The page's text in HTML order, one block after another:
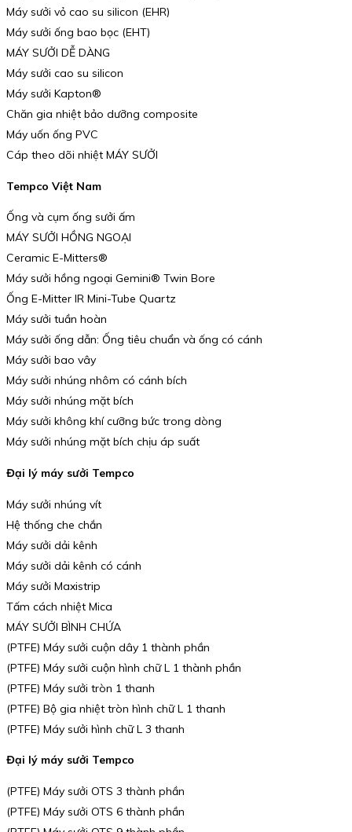
Máy sưởi vỏ cao su silicon (EHR)
Máy sưởi ống bao bọc (EHT)
MÁY SƯỞI DỄ DÀNG
Máy sưởi cao su silicon
Máy sưởi Kapton®
Chăn gia nhiệt bảo dưỡng composite
Máy uốn ống PVC
Cáp theo dõi nhiệt MÁY SƯỞI
Tempco Việt Nam
Ống và cụm ống sưởi ấm
MÁY SƯỞI HỒNG NGOẠI
Ceramic E-Mitters®
Máy sưởi hồng ngoại Gemini® Twin Bore
Ống E-Mitter IR Mini-Tube Quartz
Máy sưởi tuần hoàn
Máy sưởi ống dẫn: Ống tiêu chuẩn và ống có cánh
Máy sưởi bao vây
Máy sưởi nhúng nhôm có cánh bích
Máy sưởi nhúng mặt bích
Máy sưởi không khí cưỡng bức trong dòng
Máy sưởi nhúng mặt bích chịu áp suất
Đại lý máy sưởi Tempco
Máy sưởi nhúng vít
Hệ thống che chắn
Máy sưởi dải kênh
Máy sưởi dải kênh có cánh
Máy sưởi Maxistrip
Tấm cách nhiệt Mica
MÁY SƯỞI BÌNH CHỨA
(PTFE) Máy sưởi cuộn dây 1 thành phần
(PTFE) Máy sưởi cuộn hình chữ L 1 thành phần
(PTFE) Máy sưởi tròn 1 thanh
(PTFE) Bộ gia nhiệt tròn hình chữ L 1 thanh
(PTFE) Máy sưởi hình chữ L 3 thanh
Đại lý máy sưởi Tempco
(PTFE) Máy sưởi OTS 3 thành phần
(PTFE) Máy sưởi OTS 6 thành phần